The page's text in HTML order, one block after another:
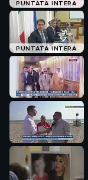
PUNTATA INTERA
PUNTATA INTERA